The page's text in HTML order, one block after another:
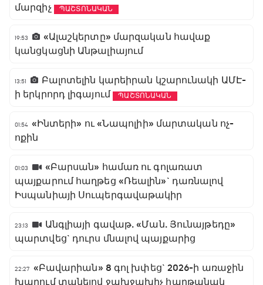
մարզիչ
ՊԱՇՏՈՆԱԿԱՆ
19:53
«Ալաշկերտը» մարզական հավաք
կանցկացնի Անթալիայում
13:51
Բալոտելին կարեիրան կշարունակի ԱՄԷ-
ի երկրորդ լիգայում
ՊԱՇՏՈՆԱԿԱՆ
01:54 «Ինտերի» ու «Նապոլիի» մարտական ոչ-
ոքին
01:03
«Բարսան» համառ ու գոլառատ
պայքարում հաղթեց «Ռեալին»` դառնալով
Իսպանիայի Սուպերգավաթակիր
23:13
Անգլիայի գավաթ. «Ման. Յունայթեդը»
պարտվեց` դուրս մնալով պայքարից
22:27 «Բավարիան» 8 գոլ խփեց` 2026-ի առաջին
խաղում տանելով ջախջախիչ հաղթանակ